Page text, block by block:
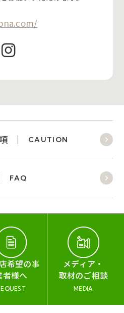
CAUTION
FAQ
希望の事
者様へ
メディア・
取材のご相談
MEDIA